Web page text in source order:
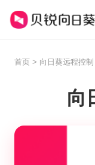
首页 > 向日葵远程控制
向